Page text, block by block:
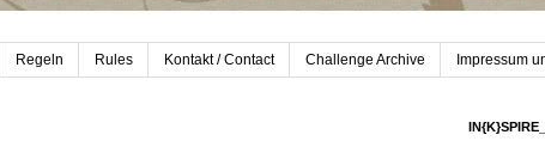
Regeln Rules Kontakt / Contact Challenge Archive Impressum